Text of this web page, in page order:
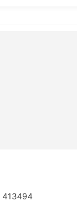
413494